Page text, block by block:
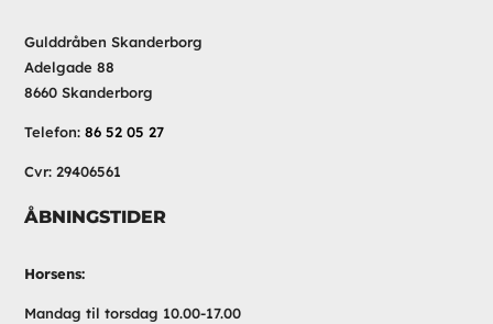
Gulddråben Skanderborg
Adelgade 88
8660 Skanderborg
Telefon:86 52 05 27
Cvr: 29406561
ÅBNINGSTIDER
Horsens:
Mandag til torsdag 10.00-17.00